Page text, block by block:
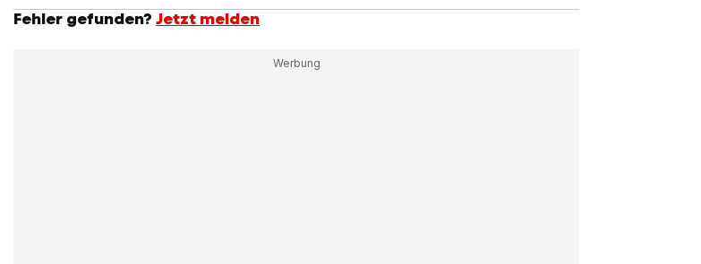
Fehler gefunden? Jetzt melden